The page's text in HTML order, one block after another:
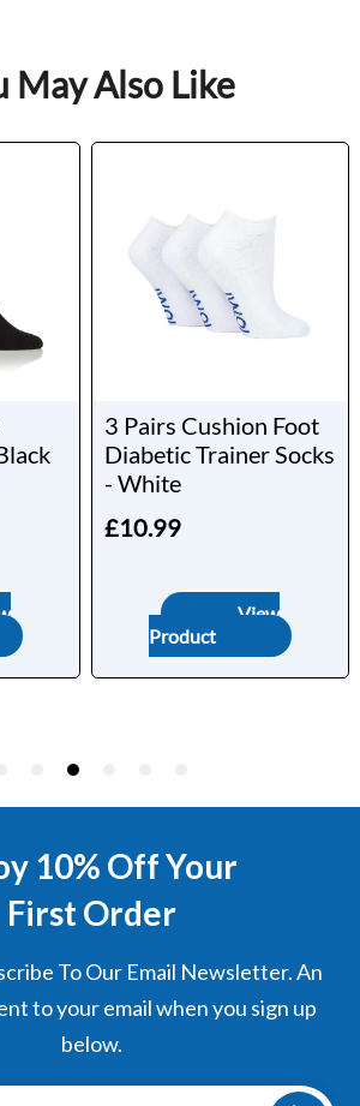
10% Off Your
First Order
To Our Email Newsletter. An
to your email when you sign up
below.